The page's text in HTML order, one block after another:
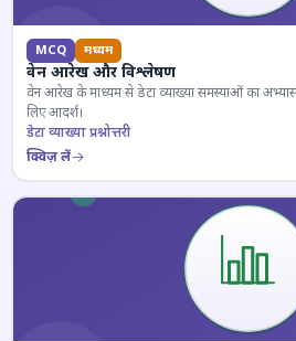
MCQ मध्यम
वेन आरेख और विश्लेषण
वेन आरेख के माध्यम से डेटा व्याख्या समस्याओं का अभ्यास
लिए आदर्श।
डेटा व्याख्या प्रश्नोत्तरी
क्विज़ लें